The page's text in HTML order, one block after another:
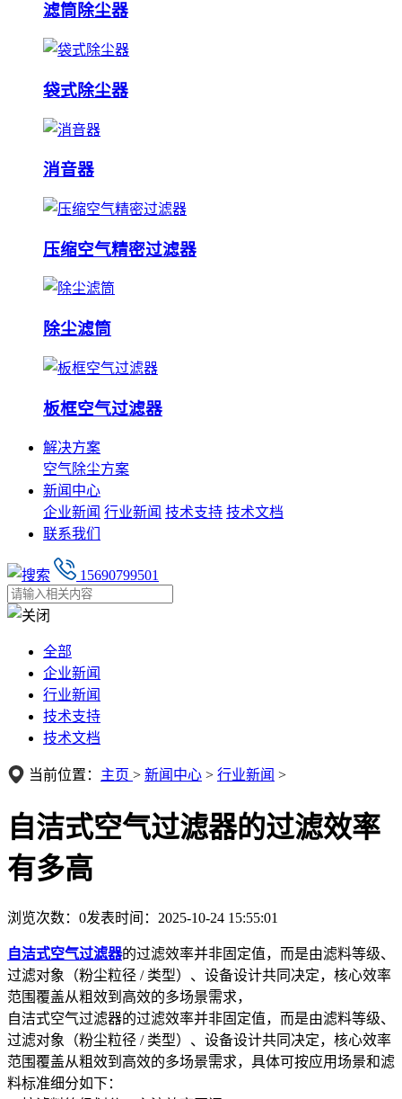
滤筒除尘器
袋式除尘器
消音器
压缩空气精密过滤器
除尘滤筒
板框空气过滤器
解决方案
空气除尘方案
新闻中心
企业新闻 行业新闻 技术支持 技术文档
联系我们
15690799501
全部
企业新闻
行业新闻
技术支持
技术文档
当前位置： 主页 > 新闻中心 > 行业新闻 >
自洁式空气过滤器的过滤效率
有多高
浏览次数： 0发表时间：2025-10-24 15:55:01
自洁式空气过滤器的过滤效率并非固定值，而是由滤料等级、
过滤对象（粉尘粒径 / 类型）、设备设计共同决定，核心效率
范围覆盖从粗效到高效的多场景需求，
自洁式空气过滤器的过滤效率并非固定值，而是由滤料等级、
过滤对象（粉尘粒径 / 类型）、设备设计共同决定，核心效率
范围覆盖从粗效到高效的多场景需求，具体可按应用场景和滤
料标准细分如下：